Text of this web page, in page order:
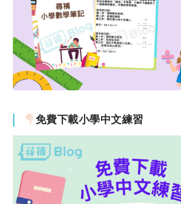
免費下載小學中文練習